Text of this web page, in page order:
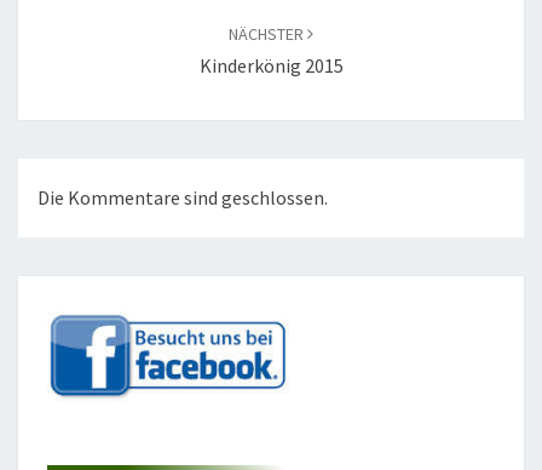
NÄCHSTER
Kinderkönig 2015
Die Kommentare sind geschlossen.